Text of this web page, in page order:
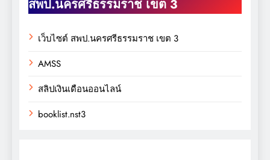
สพป.นครศรีธรรมราช เขต 3
เว็บไซต์ สพป.นครศรีธรรมราช เขต 3
AMSS
สลิปเงินเดือนออนไลน์
booklist.nst3